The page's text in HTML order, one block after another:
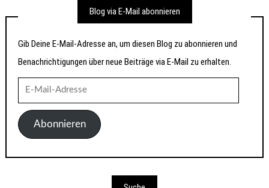
Blog via E-Mail abonnieren
Gib Deine E-Mail-Adresse an, um diesen Blog zu abonnieren und
Benachrichtigungen über neue Beiträge via E-Mail zu erhalten.
Mail-
AdresseAbonnieren